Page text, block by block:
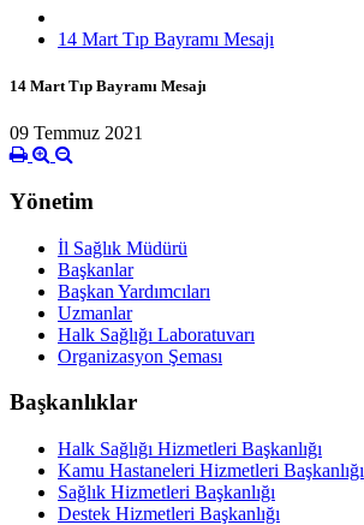
14 Mart Tıp Bayramı Mesajı
14 Mart Tıp Bayramı Mesajı
09 Temmuz 2021
Yönetim
İl Sağlık Müdürü
Başkanlar
Başkan Yardımcıları
Uzmanlar
Halk Sağlığı Laboratuvarı
Organizasyon Şeması
Başkanlıklar
Halk Sağlığı Hizmetleri Başkanlığı
Kamu Hastaneleri Hizmetleri Başkanlığı
Sağlık Hizmetleri Başkanlığı
Destek Hizmetleri Başkanlığı